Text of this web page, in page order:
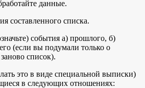
данные.
составленного списка.
события а) прошлого, б)
(если вы подумали только о
список).
это в виде специальной выписки)
в следующих отношениях: